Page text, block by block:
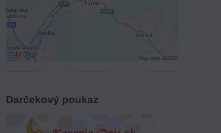
Povoliť a zapamätať - súhlas s druhom
cookie: Funkčné
Darčekový poukaz